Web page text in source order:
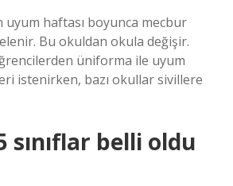
uyum haftası boyunca mecbur
Bu okuldan okula değişir.
üniforma ile uyum
istenirken, bazı okullar sivillere
sınıflar belli oldu